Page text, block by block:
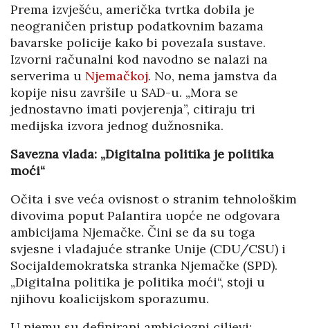
Prema izvješću, američka tvrtka dobila je
neograničen pristup podatkovnim bazama
bavarske policije kako bi povezala sustave.
Izvorni računalni kod navodno se nalazi na
serverima u Njemačkoj. No, nema jamstva da
kopije nisu završile u SAD-u. „Mora se
jednostavno imati povjerenja”, citiraju tri
medijska izvora jednog dužnosnika.
Savezna vlada: „Digitalna politika je politika
moći“
Očita i sve veća ovisnost o stranim tehnološkim
divovima poput Palantira uopće ne odgovara
ambicijama Njemačke. Čini se da su toga
svjesne i vladajuće stranke Unije (CDU/CSU) i
Socijaldemokratska stranka Njemačke (SPD).
„Digitalna politika je politika moći“, stoji u
njihovu koalicijskom sporazumu.